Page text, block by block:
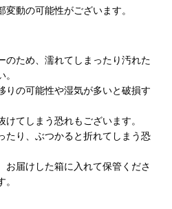
動の可能性がございます。
のため、濡れてしまったり汚れた
りの可能性や湿気が多いと破損す
けてしまう恐れもございます。
たり、ぶつかると折れてしまう恐
お届けした箱に入れて保管くださ